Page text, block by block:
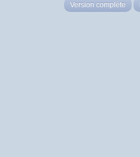
Version complète